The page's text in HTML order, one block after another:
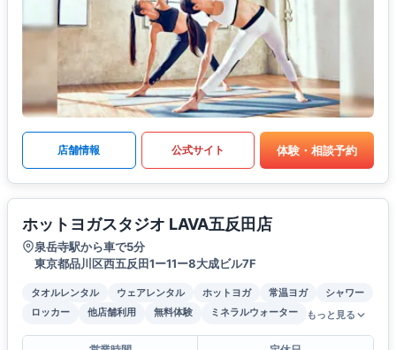
店舗情報 公式サイト 体験・相談予約
ホットヨガスタジオ LAVA五反田店
泉岳寺駅から車で5分
東京都品川区西五反田1ー11ー8大成ビル7F
タオルレンタル ウェアレンタル ホットヨガ 常温ヨガ
シャワー
ロッカー
他店舗利用 無料体験 ミネラルウォーター もっと見る